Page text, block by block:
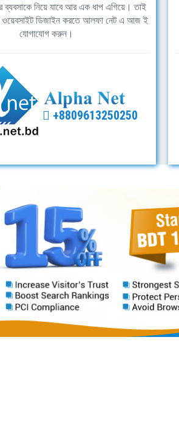
ব্যবসাকে নিয়ে যাবে আর এক ধাপ এগিয়ে। তাই
ওয়েবসাইট ডিজাইন করতে আলফা নেট এ আজ ই
যোগাযোগ করুন।
+8809613250250